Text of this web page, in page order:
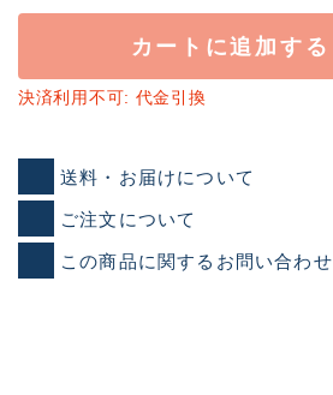
カートに追加する
決済利用不可: 代金引換
送料・お届けについて
ご注文について
この商品に関するお問い合わせ